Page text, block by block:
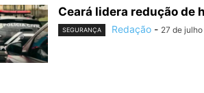
Ceará lidera redução de
SEGURANÇA Redação - 27 de